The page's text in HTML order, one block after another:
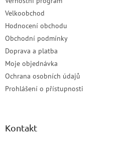
Velkoobchod
Hodnocení obchodu
Obchodní podmínky
Doprava a platba
Moje objednávka
Ochrana osobních údajů
Prohlášení o přístupnosti
Kontakt